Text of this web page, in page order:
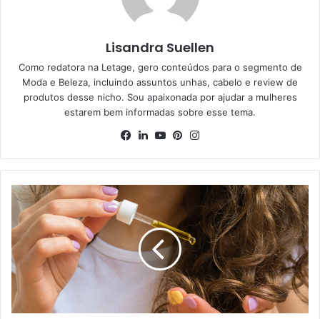
Lisandra Suellen
Como redatora na Letage, gero conteúdos para o segmento de
Moda e Beleza, incluindo assuntos unhas, cabelo e review de
produtos desse nicho. Sou apaixonada por ajudar a mulheres
estarem bem informadas sobre esse tema.
Facebook
Linkedin
YouTubePinterest